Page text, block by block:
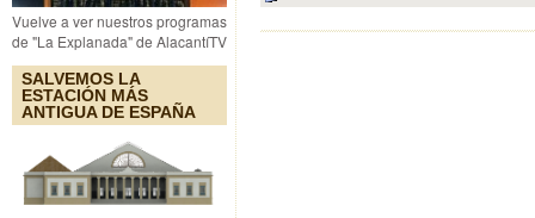
Vuelve a ver nuestros programas
de "La Explanada" de AlacantíTV
SALVEMOS LA
ESTACIÓN MÁS
ANTIGUA DE ESPAÑA